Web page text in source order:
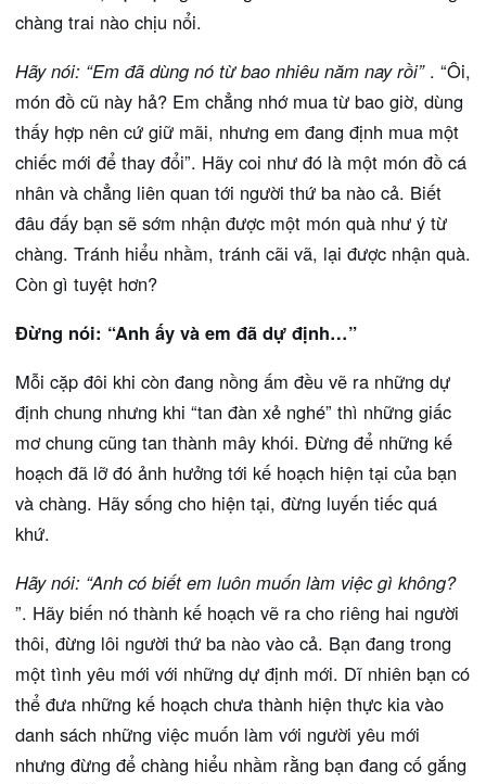
chàng trai nào chịu nổi.
Hãy nói: “Em đã dùng nó từ bao nhiêu năm nay rồi”. “Ôi,
món đồ cũ này hả? Em chẳng nhớ mua từ bao giờ, dùng
thấy hợp nên cứ giữ mãi, nhưng em đang định mua một
chiếc mới để thay đổi”. Hãy coi như đó là một món đồ cá
nhân và chẳng liên quan tới người thứ ba nào cả. Biết
đâu đấy bạn sẽ sớm nhận được một món quà như ý từ
chàng. Tránh hiểu nhầm, tránh cãi vã, lại được nhận quà.
Còn gì tuyệt hơn?
Đừng nói: “Anh ấy và em đã dự định…”
Mỗi cặp đôi khi còn đang nồng ấm đều vẽ ra những dự
định chung nhưng khi “tan đàn xẻ nghé” thì những giấc
mơ chung cũng tan thành mây khói. Đừng để những kế
hoạch đã lỡ đó ảnh hưởng tới kế hoạch hiện tại của bạn
và chàng. Hãy sống cho hiện tại, đừng luyến tiếc quá
khứ.
Hãy nói: “Anh có biết em luôn muốn làm việc gì không?
”. Hãy biến nó thành kế hoạch vẽ ra cho riêng hai người
thôi, đừng lôi người thứ ba nào vào cả. Bạn đang trong
một tình yêu mới với những dự định mới. Dĩ nhiên bạn có
thể đưa những kế hoạch chưa thành hiện thực kia vào
danh sách những việc muốn làm với người yêu mới
nhưng đừng để chàng hiểu nhầm rằng bạn đang cố gắng